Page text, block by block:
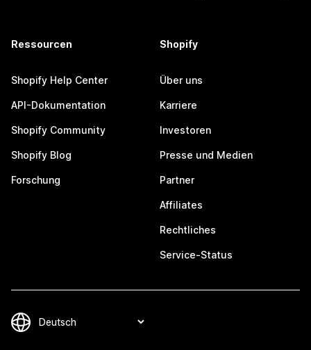
Ressourcen
Shopify Help Center
API-Dokumentation
Shopify Community
Shopify Blog
Forschung
Shopify
Über uns
Karriere
Investoren
Presse und Medien
Partner
Affiliates
Rechtliches
Service-Status